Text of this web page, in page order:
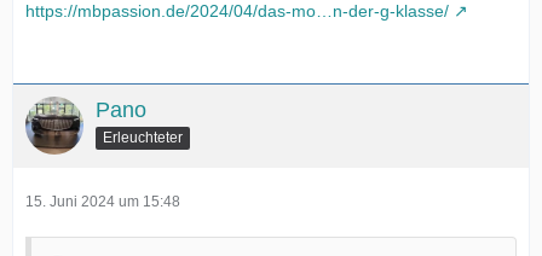
https://mbpassion.de/2024/04/das-mo…n-der-g-klasse/
Pano
Erleuchteter
15. Juni 2024 um 15:48